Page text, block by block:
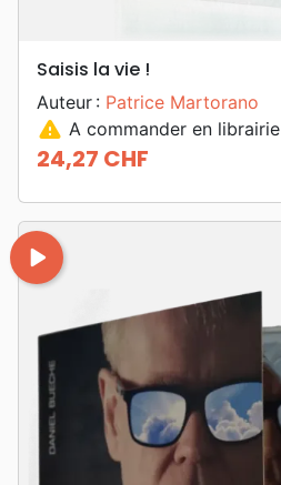
Saisis la vie !
Auteur : Patrice Martorano
warning A commander en librairie
Prix
24,27 CHF
play_arrow